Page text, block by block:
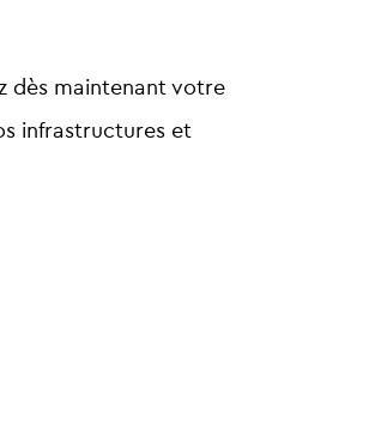
dès maintenant votre
infrastructures et